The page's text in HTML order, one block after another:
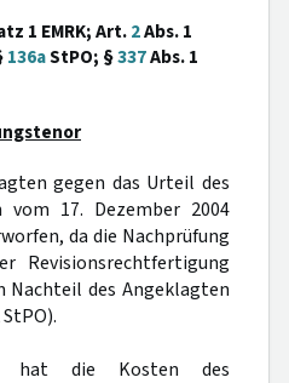
1 EMRK; Art.2Abs. 1
136aStPO; §337Abs. 1
gegen das Urteil des
vom 17. Dezember 2004
da die Nachprüfung
Revisionsrechtfertigung
Nachteil des Angeklagten
hat die Kosten des